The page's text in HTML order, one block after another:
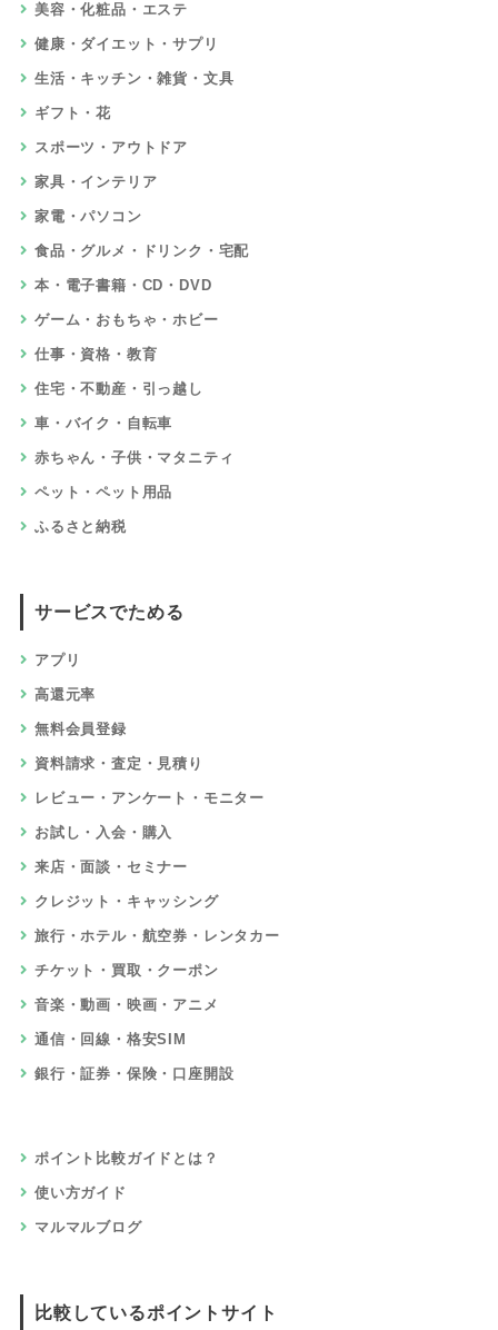
美容・化粧品・エステ
健康・ダイエット・サプリ
生活・キッチン・雑貨・文具
ギフト・花
スポーツ・アウトドア
家具・インテリア
家電・パソコン
食品・グルメ・ドリンク・宅配
本・電子書籍・CD・DVD
ゲーム・おもちゃ・ホビー
仕事・資格・教育
住宅・不動産・引っ越し
車・バイク・自転車
赤ちゃん・子供・マタニティ
ペット・ペット用品
ふるさと納税
サービスでためる
アプリ
高還元率
無料会員登録
資料請求・査定・見積り
レビュー・アンケート・モニター
お試し・入会・購入
来店・面談・セミナー
クレジット・キャッシング
旅行・ホテル・航空券・レンタカー
チケット・買取・クーポン
音楽・動画・映画・アニメ
通信・回線・格安SIM
銀行・証券・保険・口座開設
ポイント比較ガイドとは？
使い方ガイド
マルマルブログ
比較しているポイントサイト